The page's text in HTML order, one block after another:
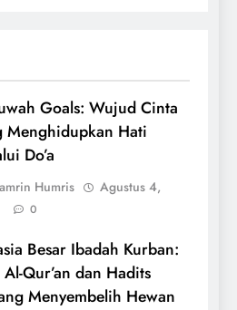
Goals: Wujud Cinta
Menghidupkan Hati
Do’a
Humris
Agustus 4,
0
Besar Ibadah Kurban:
Qur’an dan Hadits
Menyembelih Hewan